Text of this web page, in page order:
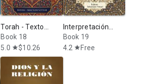
Torah - Texto
sagrado en
español: La Biblia,
los 5 libros de
Moisés
Book 18
5.0 star$10.26
Interpretación
sobre la esencia
de los textos
sagrados Corán,
Book 19
4.2 star Free